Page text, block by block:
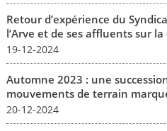
Retour d’expérience du
l’Arve et de ses affluents sur
19-12-2024
Automne 2023 : une
mouvements de terrain
20-12-2024